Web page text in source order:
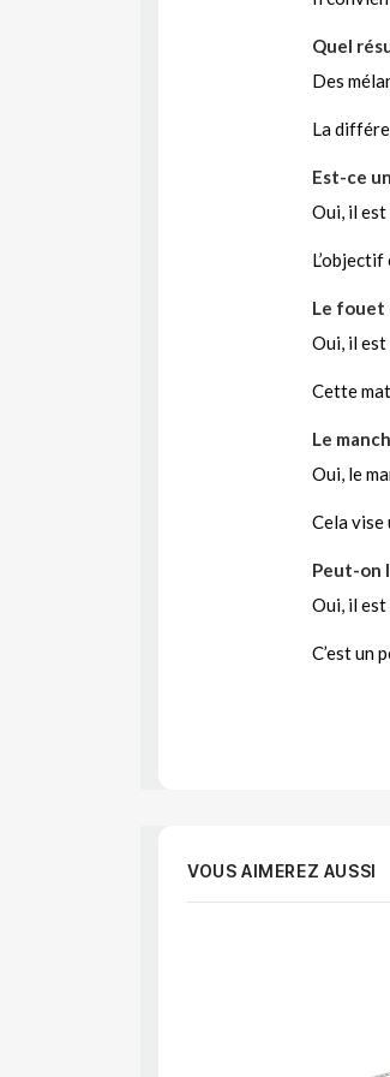
Quel
Des
La
Est-ce
Oui, il
Le fouet
Oui, il
Cette
Le
Oui, le
Cela
Peut-on
Oui, il
C’est un
VOUS AIMEREZ AUSSI